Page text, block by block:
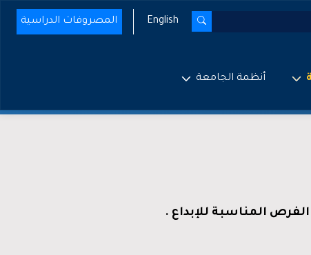
English المصروفات الدراسية
أنظمة الجامعة
المناسبة للإبداع .